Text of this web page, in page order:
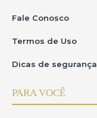
Fale Conosco
Termos de Uso
Dicas de segurança
PARA VOCÊ